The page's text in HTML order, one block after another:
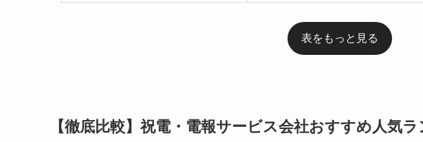
表をもっと見る
【徹底比較】祝電・電報サービス会社おすすめ人気